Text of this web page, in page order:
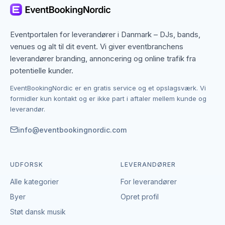
Aarhus, men også specialister fra nabobyer, der
hvis du har en bestemt stil, et bestemt budget eller en
speciel ramme i tankerne.
Kontakten foregår altid direkte mellem dig og den
en åben portal – vi tager hverken gebyr eller
provision, og du laver aftalen på egne vilkår. Det
leverancen og indgå en aftale, der passer til både
Eventportalen for leverandører i Danmark – DJs, bands,
venues og alt til dit event. Vi giver eventbranchens
leverandører branding, annoncering og online trafik fra
potentielle kunder.
EventBookingNordic er en gratis service og et opslagsværk. Vi
formidler kun kontakt og er ikke part i aftaler mellem kunde og
leverandør.
info@eventbookingnordic.com
UDFORSK
Alle kategorier
Byer
Støt dansk musik
LEVERANDØRER
For leverandører
Opret profil